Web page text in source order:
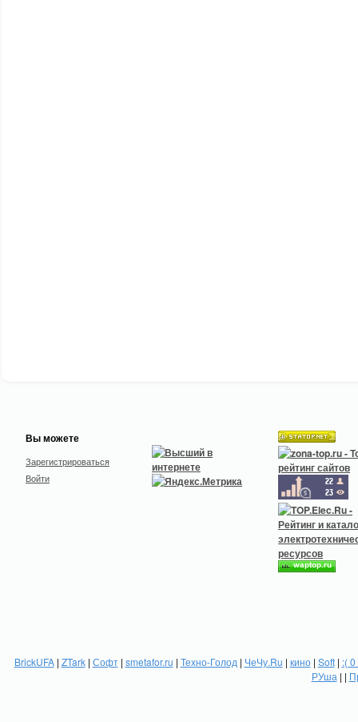
Вы можете
Зарегистрироваться
Войти
BrickUFA| ZTark| Софт| smetafor.ru | Техно-Голод | ЧеЧу.Ru | кино| Soft| :(
РУша | |